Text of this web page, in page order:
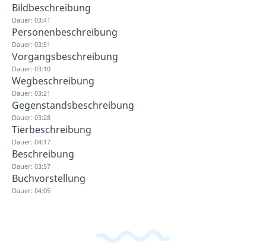
Bildbeschreibung
Dauer: 03:41
Personenbeschreibung
Dauer: 03:51
Vorgangsbeschreibung
Dauer: 03:10
Wegbeschreibung
Dauer: 03:21
Gegenstandsbeschreibung
Dauer: 03:28
Tierbeschreibung
Dauer: 04:17
Beschreibung
Dauer: 03:57
Buchvorstellung
Dauer: 04:05